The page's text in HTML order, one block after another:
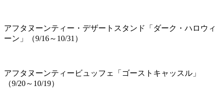
アフタヌーンティー・デザートスタンド「ダーク・ハロウィ
ーン」（9/16～10/31）
アフタヌーンティービュッフェ「ゴーストキャッスル」
（9/20～10/19）